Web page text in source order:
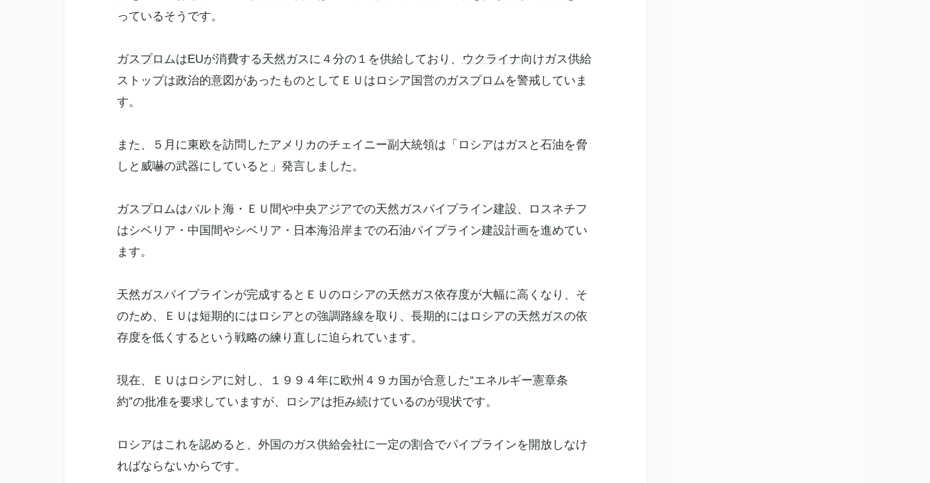
っているそうです。
ガスプロムはEUが消費する天然ガスに４分の１を供給しており、 ウクライナ向けガス供給
ストップは政治的意図があったものとしてＥＵはロシア国営のガスプロムを警戒していま
す。
また、５月に東欧を訪問したアメリ カのチェイニー副大統領は「ロシアはガスと石油を脅
しと威嚇の武器にしていると」発言しました。
ガスプロムはバルト海・ＥＵ間や中央アジアでの天然ガスパイプライン建設、ロスネチフ
はシベリア・中国間やシベリア・ 日本海沿岸までの石油パイプライン建設計画を進めてい
ます。
天然ガスパイプラインが完成するとＥＵのロシアの天然ガス依存度が大幅に高くなり、そ
のため、ＥＵは短期的にはロシアとの強調路線を取り、長期的にはロシアの天然ガスの依
存度を低くするという戦略の練り直しに迫られています。
現在、ＥＵはロシアに対し、１９９４年に欧州４９カ国が合意した“エネルギー憲章条
約”の批准を要求していますが、ロシアは拒み続けているのが現状です。
ロシアはこれを認めると、外国のガス供給会社に一定の割合でパイプラインを開放しなけ
ればならないからです。